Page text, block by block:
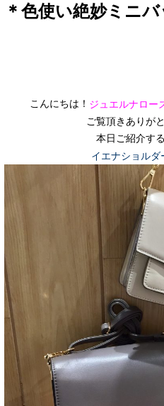
＊色使い絶妙ミニバ
こんにちは！ ジュエルナロー
ご覧頂きありが
本日ご紹介す
イエナショルダ